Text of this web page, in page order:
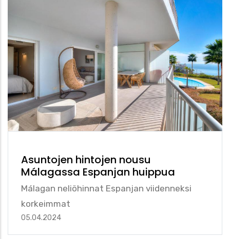
Asuntojen hintojen nousu
Málagassa Espanjan huippua
Málagan neliöhinnat Espanjan viidenneksi
korkeimmat
05.04.2024